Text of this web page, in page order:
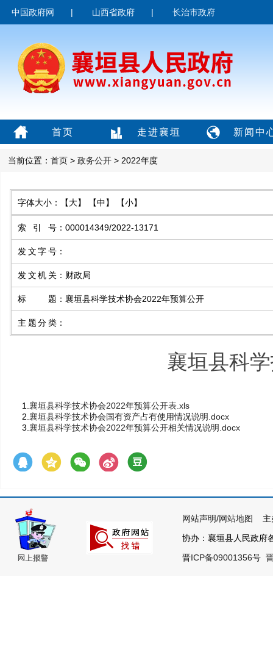
中国政府网 | 山西省政府 | 长治市政府
首页 走进襄垣 新闻中
当前位置： 首页 > 政务公开 > 2022年度
字体大小： 【大】 【中】 【小】
索引号 ： 000014349/2022-13171
发文字号 ：
发文机关 ： 财政局
标题 ： 襄垣县科学技术协会2022年预算公开
主题分类 ：
襄垣县科
1. 襄垣县科学技术协会2022年预算公开表.xls
2. 襄垣县科学技术协会国有资产占有使用情况说明.docx
3. 襄垣县科学技术协会2022年预算公开相关情况说明.docx
网站声明/网站地图
主
协办：襄垣县人民政
晋ICP备09001356号